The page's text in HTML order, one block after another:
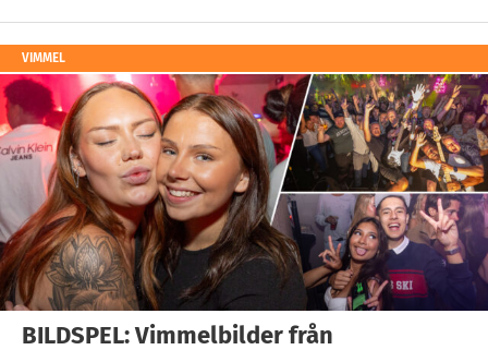
VIMMEL
BILDSPEL: Vimmelbilder från